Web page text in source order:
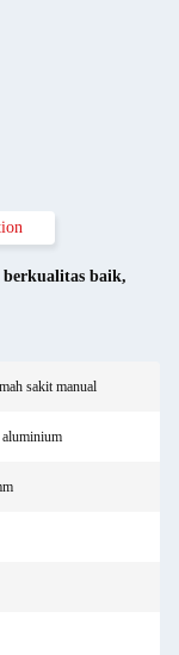
baik,
sakit manual
aluminium